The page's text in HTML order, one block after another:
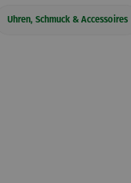
Uhren, Schmuck & Accessoires